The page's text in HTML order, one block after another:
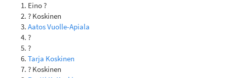
Eino ?
? Koskinen
Aatos Vuolle-Apiala
?
?
Tarja Koskinen
? Koskinen